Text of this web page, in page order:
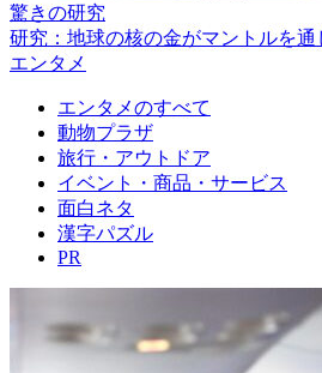
驚きの研究
研究：地球の核の金がマントルを通
エンタメ
エンタメのすべて
動物プラザ
旅行・アウトドア
イベント・商品・サービス
面白ネタ
漢字パズル
PR